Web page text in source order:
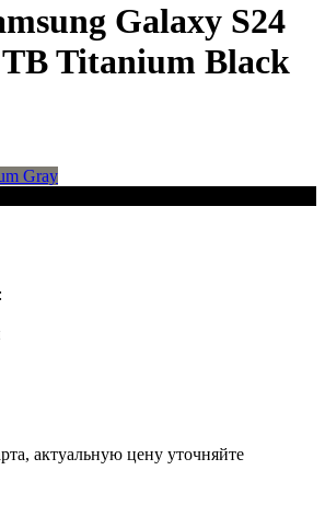
Galaxy S24
Titanium Black
Gray
актуальную цену уточняйте